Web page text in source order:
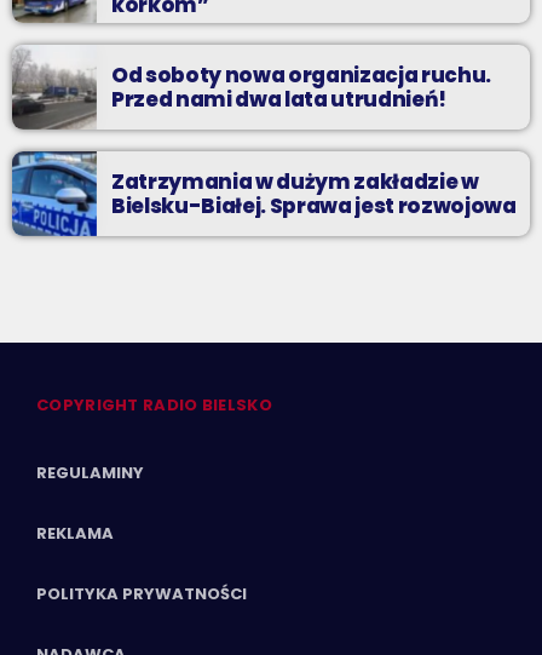
Od soboty nowa organizacja ruchu.
Przed nami dwa lata utrudnień!
Zatrzymania w dużym zakładzie w
Bielsku-Białej. Sprawa jest rozwojowa
COPYRIGHT RADIO BIELSKO
REGULAMINY
REKLAMA
POLITYKA PRYWATNOŚCI